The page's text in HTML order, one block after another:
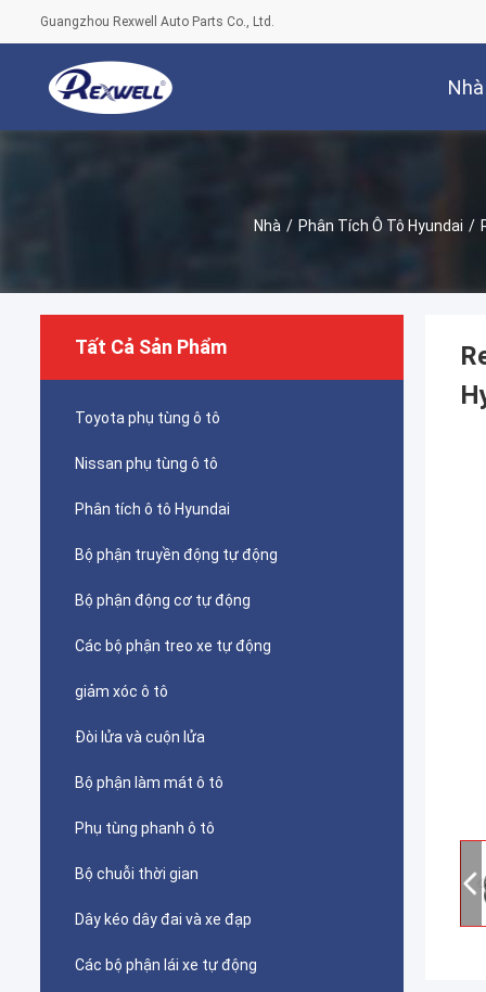
Guangzhou Rexwell Auto Parts Co., Ltd.
Nhà
Nhà / Phân Tích Ô Tô Hyundai /
Tất Cả Sản Phẩm
Toyota phụ tùng ô tô
Nissan phụ tùng ô tô
Phân tích ô tô Hyundai
Bộ phận truyền động tự động
Bộ phận động cơ tự động
Các bộ phận treo xe tự động
giảm xóc ô tô
Đòi lửa và cuộn lửa
Bộ phận làm mát ô tô
Phụ tùng phanh ô tô
Bộ chuỗi thời gian
Dây kéo dây đai và xe đạp
Các bộ phận lái xe tự động